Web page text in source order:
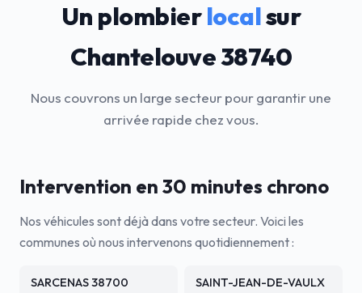
Un plombierlocalsur
Chantelouve 38740
Nous couvrons un large secteur pour garantir une
arrivée rapide chez vous.
Intervention en 30 minutes chrono
Nos véhicules sont déjà dans votre secteur. Voici les
communes où nous intervenons quotidiennement :
SARCENAS 38700
SAINT-JEAN-DE-VAULX